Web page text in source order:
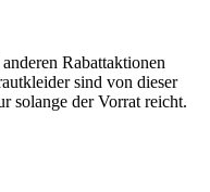
Rabattaktionen
sind von dieser
solange der Vorrat reicht.